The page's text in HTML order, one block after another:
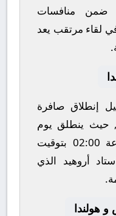
ضمن منافسات
لقاء مرتقب يعد
إنطلاق صافرة
, حيث ينطلق يوم
02:00 بتوقيت
أروهيد الذي
و هولندا